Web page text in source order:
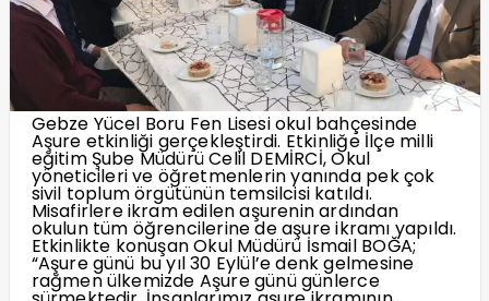
Gebze Yücel Boru Fen Lisesi okul bahçesinde
Aşure etkinliği gerçekleştirdi. Etkinliğe İlçe milli
eğitim Şube Müdürü Celil DEMİRCİ, Okul
yöneticileri ve öğretmenlerin yanında pek çok
sivil toplum örgütünün temsilcisi katıldı.
Misafirlere ikram edilen aşurenin ardından
okulun tüm öğrencilerine de aşure ikramı yapıldı.
Etkinlikte konuşan Okul Müdürü İsmail BOĞA;
“Aşure günü bu yıl 30 Eylül’e denk gelmesine
rağmen ülkemizde Aşure günü günlerce